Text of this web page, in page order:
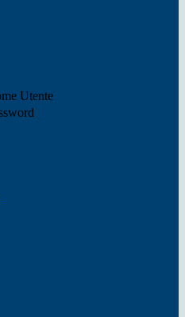
Utente